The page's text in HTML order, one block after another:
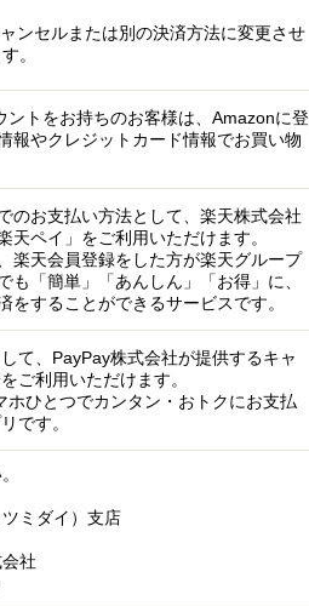
ンセルまたは別の決済方法に変更させ
。
ントをお持ちのお客様は、Amazonに登
報やクレジットカード情報でお買い物
のお支払い方法として、楽天株式会社
天ペイ」をご利用いただけます。
楽天会員登録をした方が楽天グループ
も「簡単」「あんしん」「お得」に、
をすることができるサービスです。
て、PayPay株式会社が提供するキャ
ご利用いただけます。
ホひとつでカンタン・おトクにお支払
です。
ミダイ）支店
社